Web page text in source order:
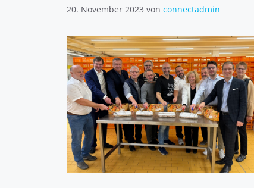
20. November 2023 von connectadmin